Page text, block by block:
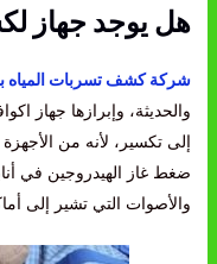
هل يوجد جهاز
شركة كشف تسربات المياه
والحديثة، وإبرازها جهاز
إلى تكسير، لأنه من
ضغط غاز الهيدروجين في
والأصوات التي تشير إلى